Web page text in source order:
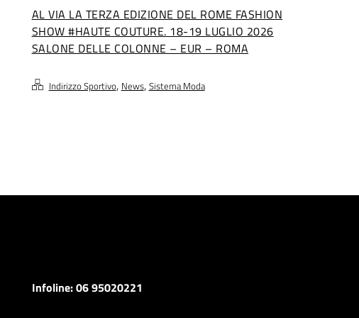
AL VIA LA TERZA EDIZIONE DEL ROME FASHION
SHOW #HAUTE COUTURE. 18-19 LUGLIO 2026
SALONE DELLE COLONNE – EUR – ROMA
Indirizzo Sportivo, News, Sistema Moda
Infoline: 06 95020221